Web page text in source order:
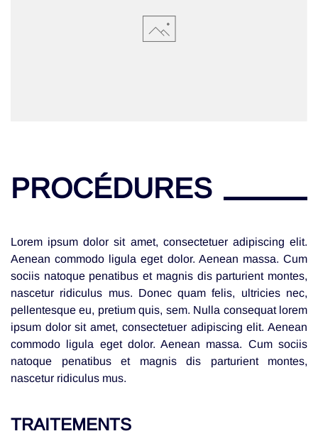
PROCÉDURES
Lorem ipsum dolor sit amet, consectetuer adipiscing elit.
Aenean commodo ligula eget dolor. Aenean massa. Cum
sociis natoque penatibus et magnis dis parturient montes,
nascetur ridiculus mus. Donec quam felis, ultricies nec,
pellentesque eu, pretium quis, sem. Nulla consequat lorem
ipsum dolor sit amet, consectetuer adipiscing elit. Aenean
commodo ligula eget dolor. Aenean massa. Cum sociis
natoque penatibus et magnis dis parturient montes,
nascetur ridiculus mus.
TRAITEMENTS